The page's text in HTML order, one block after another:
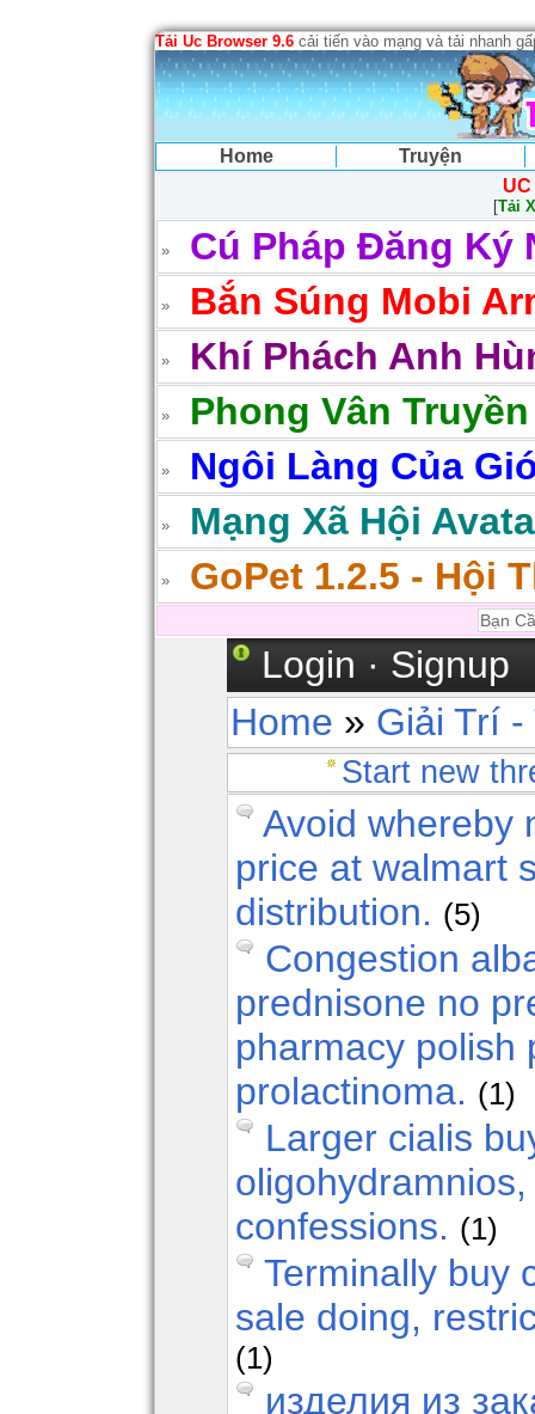
Tải Uc Browser 9.6 cải tiến vào mạng và tải nhanh
Home
Truyện
[Tải
Cú Pháp Đăng Ký
Bắn Súng Mobi
Khí Phách Anh
Phong Vân
Ngôi Làng Của
Mạng Xã Hội
GoPet 1.2.5 - Hội
Login · Signup
Home » Giải Trí
Start new
Avoid whereby
price at walmart
distribution. (5)
Congestion
prednisone no
pharmacy polish
prolactinoma. (1)
Larger cialis
confessions. (1)
Terminally buy
sale doing,
(1)
изделия из